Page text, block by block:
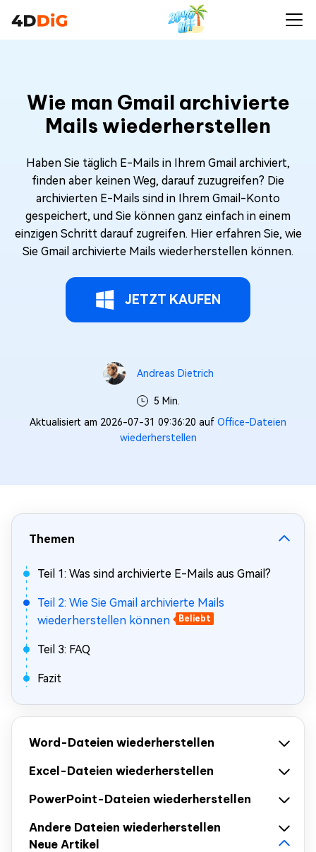
Wie man Gmail archivierte
Mails wiederherstellen
Haben Sie täglich E-Mails in Ihrem Gmail archiviert,
finden aber keinen Weg, darauf zuzugreifen? Die
archivierten E-Mails sind in Ihrem Gmail-Konto
gespeichert, und Sie können ganz einfach in einem
einzigen Schritt darauf zugreifen. Hier erfahren Sie, wie
Sie Gmail archivierte Mails wiederherstellen können.
JETZT KAUFEN
Andreas Dietrich
5 Min.
Aktualisiert am 2026-07-31 09:36:20 auf Office-Dateien
wiederherstellen
Themen
Teil 1: Was sind archivierte E-Mails aus Gmail?
Teil 2: Wie Sie Gmail archivierte Mails
wiederherstellen können
Beliebt
Teil 3: FAQ
Fazit
Word-Dateien wiederherstellen
Excel-Dateien wiederherstellen
PowerPoint-Dateien wiederherstellen
Andere Dateien wiederherstellen
Neue Artikel